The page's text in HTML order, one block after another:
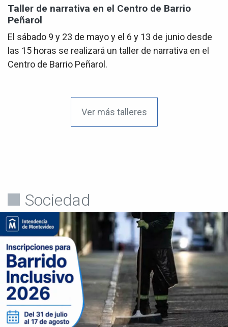
Taller de narrativa en el Centro de Barrio
Peñarol
El sábado 9 y 23 de mayo y el 6 y 13 de junio desde
las 15 horas se realizará un taller de narrativa en el
Centro de Barrio Peñarol.
Ver más talleres
Sociedad